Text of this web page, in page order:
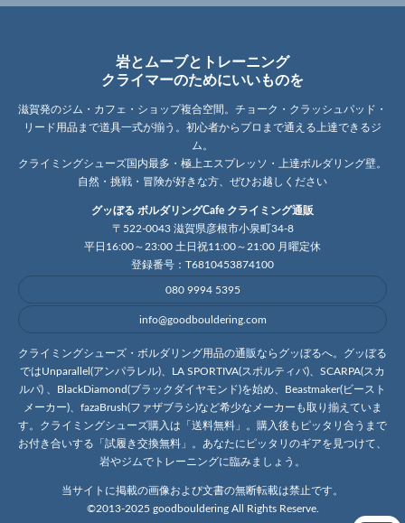
岩とムーブとトレーニング
クライマーのためにいいものを
滋賀発のジム・カフェ・ショップ複合空間。チョーク・クラッシュパッド・
リード用品まで道具一式が揃う。初心者からプロまで通える上達できるジ
ム。
クライミングシューズ国内最多・極上エスプレッソ・上達ボルダリング壁。
自然・挑戦・冒険が好きな方、ぜひお越しください
グッぼる ボルダリングCafe クライミング通販
〒522-0043 滋賀県彦根市小泉町34-8
平日16:00～23:00 土日祝11:00～21:00 月曜定休
登録番号：T6810453874100
080 9994 5395
info@goodbouldering.com
クライミングシューズ・ボルダリング用品の通販ならグッぼるへ。グッぼる
ではUnparallel(アンパラレル)、LA SPORTIVA(スポルティバ)、SCARPA(スカ
ルパ) 、BlackDiamond(ブラックダイヤモンド)を始め、Beastmaker(ビースト
メーカー)、fazaBrush(ファザブラシ)など希少なメーカーも取り揃えていま
す。クライミングシューズ購入は「送料無料」。購入後もピッタリ合うまで
お付き合いする「試履き交換無料」。あなたにピッタリのギアを見つけて、
岩やジムでトレーニングに臨みましょう。
当サイトに掲載の画像および文書の無断転載は禁止です。
©2013-2025 goodbouldering All Rights Reserve.